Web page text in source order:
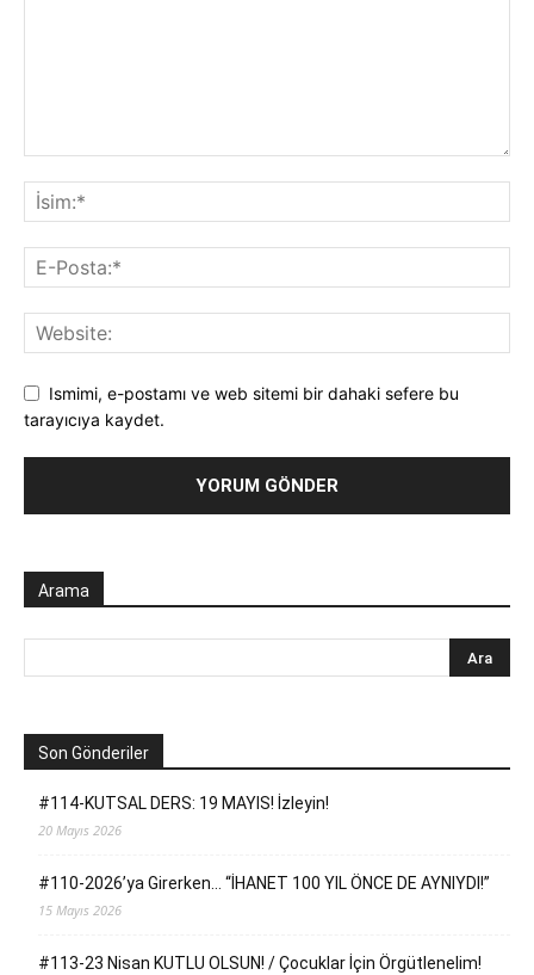
Ismimi, e-postamı ve web sitemi bir dahaki sefere bu
tarayıcıya kaydet.
Arama
Son Gönderiler
#114-KUTSAL DERS: 19 MAYIS! İzleyin!
20 Mayıs 2026
#110-2026’ya Girerken… “İHANET 100 YIL ÖNCE DE AYNIYDI!”
15 Mayıs 2026
#113-23 Nisan KUTLU OLSUN! / Çocuklar İçin Örgütlenelim!